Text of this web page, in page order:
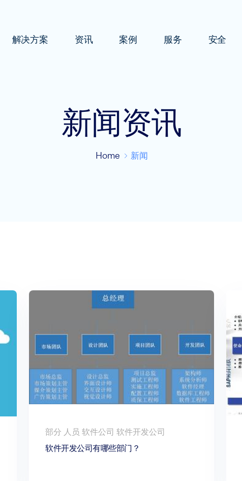
解决方案 资讯 案例 服务 安全
新闻资讯
Home 新闻
部分 人员 软件公司 软件开发公司
软件开发公司有哪些部门？